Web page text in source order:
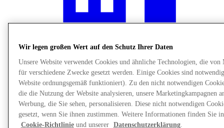
Wir legen großen Wert auf den Schutz Ihrer Daten
Unsere Website verwendet Cookies und ähnliche Technologien, die
für verschiedene Zwecke gesetzt werden. Einige Cookies sind
Website ordnungsgemäß funktioniert). Zu den nicht notwendigen
die die Nutzung der Website analysieren, unsere Marketingkampagnen
Werbung, die Sie sehen, personalisieren. Diese nicht notwendigen
gesetzt, wenn Sie ihnen zustimmen. Weitere Informationen finden Sie
Cookie-Richtlinieund unserer Datenschutzerklärung.